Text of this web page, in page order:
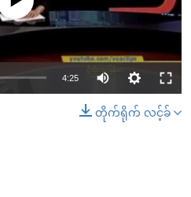
4:25
တိုက်ရိုက် လင့်ခ်